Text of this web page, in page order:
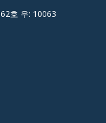
호 우: 10063